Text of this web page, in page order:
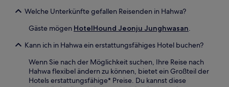
Welche Unterkünfte gefallen Reisenden in Hahwa?
Gäste mögen HotelHound Jeonju Junghwasan.
Kann ich in Hahwa ein erstattungsfähiges Hotel buchen?
Wenn Sie nach der Möglichkeit suchen, Ihre Reise nach
Hahwa flexibel ändern zu können, bietet ein Großteil der
Hotels erstattungsfähige* Preise. Du kannst diese